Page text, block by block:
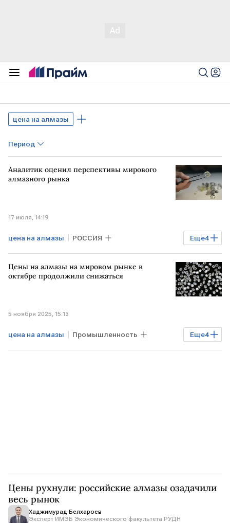
цена на алмазы
Период
Аналитик оценил перспективы мирового
алмазного рынка
17 июля, 14:19
Еще4
цена на алмазы РОССИЯ
"БКС Мир инвестиций" De Beers
алмазы цены
Цены на алмазы на мировом рынке в
октябре продолжили снижаться
5 ноября 2025, 15:13
Еще4
цена на алмазы Промышленность
ИНДИЯ США Дональд Трамп
Цены рухнули: российские алмазы озадачили
весь рынок
Хаджимурад Белхароев
Эксперт ИМЭБ Экономического факультета РУДН